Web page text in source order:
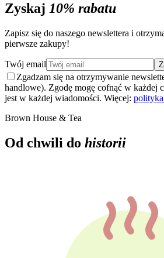
Zyskaj 10% rabatu
Zapisz się do naszego newslettera i
pierwsze zakupy!
Twój email
Zgadzam się na otrzymywanie
handlowe). Zgodę mogę cofnąć w każdej
jest w każdej wiadomości. Więcej:
Brown House & Tea
Od chwili do historii